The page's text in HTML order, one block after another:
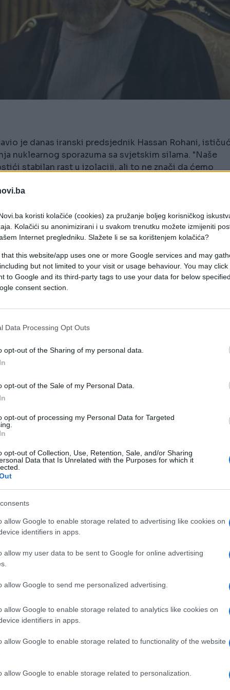
koristi kolačiće (cookies) za pružanje boljeg korisničkog
Kolačići su anonimizirani i u svakom trenutku možete izmijeniti
Internet pregledniku. Slažete li se sa korištenjem kolačića?
that this website/app uses one or more Google services and may
but not limited to your visit or usage behaviour. You may
to Google and its third-party tags to use your data for below
consent section.
Data Processing Opt Outs
opt-out of the Sharing of my personal data.
opt-out of the Sale of my Personal Data.
opt-out of processing my Personal Data for Targeted
opt-out of Collection, Use, Retention, Sale, and/or Sharing
Data that Is Unrelated with the Purposes for which it
allow Google to enable storage related to advertising like cookies on
identifiers in apps.
allow my user data to be sent to Google for online advertising
allow Google to send me personalized advertising.
allow Google to enable storage related to analytics like cookies on
identifiers in apps.
allow Google to enable storage related to functionality of the website
allow Google to enable storage related to personalization.
je danas iranski predsjednik Hassan Rohani,
nuklearnog sporazuma sa svjetskim silama. "Naše
stabilan rast u izolaciji, ali to ne znači da ćemo
ekonomske koinferencije u Teheranu, a prenosi
izjavio je danas iranski predsjednik Hassan
radi dostizanja nuklearnog
ne može dostići stabilan rast u izolaciji, ali to
, rekao je Rohani na otvaranju ekonomske
agencija Fars.
nuklearnom programu posvećeni
(SAD, Velika Britanija, Francuska, Rusija, Kina i
ugrožava našu nezavisnost su prošli"
uranijuma), već sa našim srcima i
imamo manju potrebu da izvozimo naftu (...)
će brže napredovati", rekao je predsjednik
dogovorili su se da produže pregovore do 1.
ključnim pitanjima. Rohani je otvarajući prvi
ukazao i na važnost konkurentnosti iranske
transparentno. Na prvoj konferenciji o
održivog rasta i zapošljavanje prisustvuje
zvaničnika i ekonomista.